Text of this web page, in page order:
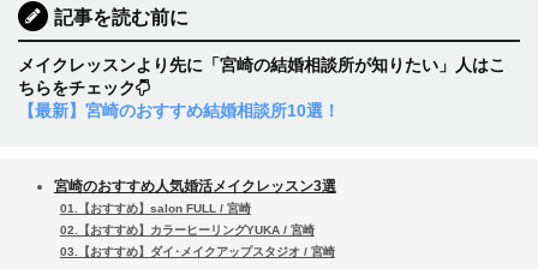
記事を読む前に
メイクレッスンより先に「宮崎の結婚相談所が知りたい」人はこ
ちらをチェック
【最新】宮崎のおすすめ結婚相談所10選！
宮崎のおすすめ人気婚活メイクレッスン3選
01.【おすすめ】salon FULL / 宮崎
02.【おすすめ】カラーヒーリングYUKA / 宮崎
03.【おすすめ】ダイ･メイクアップスタジオ / 宮崎